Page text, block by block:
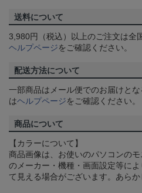
送料について
3,980円（税込）以上のご注文は全
ヘルプページをご確認ください。
配送方法について
一部商品はメール便でのお届けと
はヘルプページをご確認ください。
商品について
【カラーについて】
商品画像は、お使いのパソコンの
のメーカー・機種・画面設定等に
て見える場合がございます。あらか